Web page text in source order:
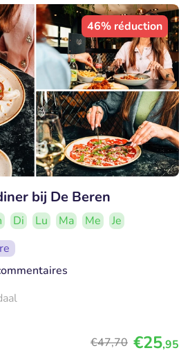
46% réduction
bij De Beren
Di Lu Ma Me
Je
€47,70 €25,95